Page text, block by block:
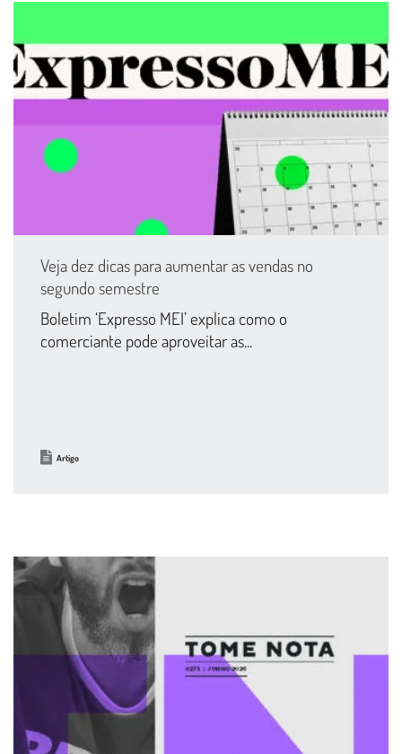
Veja dez dicas para aumentar as vendas no
segundo semestre
Boletim ‘Expresso MEI’ explica como o
comerciante pode aproveitar as...
Artigo